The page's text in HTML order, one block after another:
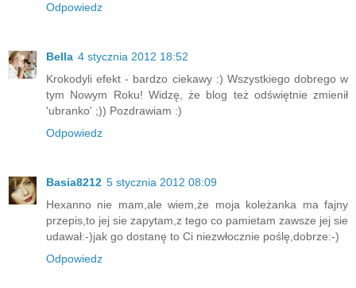
Odpowiedz
Bella 4 stycznia 2012 18:52
Krokodyli efekt - bardzo ciekawy :) Wszystkiego dobrego w
tym Nowym Roku! Widzę, że blog też odświętnie zmienił
'ubranko' ;)) Pozdrawiam :)
Odpowiedz
Basia8212 5 stycznia 2012 08:09
Hexanno nie mam,ale wiem,że moja koleżanka ma fajny
przepis,to jej sie zapytam,z tego co pamietam zawsze jej sie
udawał:-)jak go dostanę to Ci niezwłocznie poślę,dobrze:-)
Odpowiedz